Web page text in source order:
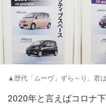
▲歴代「ムーヴ」ずら～り。君
2020年と言えばコロナ